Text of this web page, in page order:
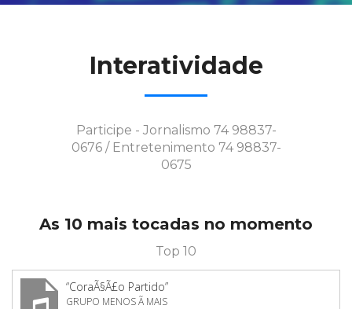
Interatividade
Participe - Jornalismo 74 98837-
0676 / Entretenimento 74 98837-
0675
As 10 mais tocadas no momento
Top 10
“CoraÃ§Ã£o Partido”
GRUPO MENOS Ã MAIS